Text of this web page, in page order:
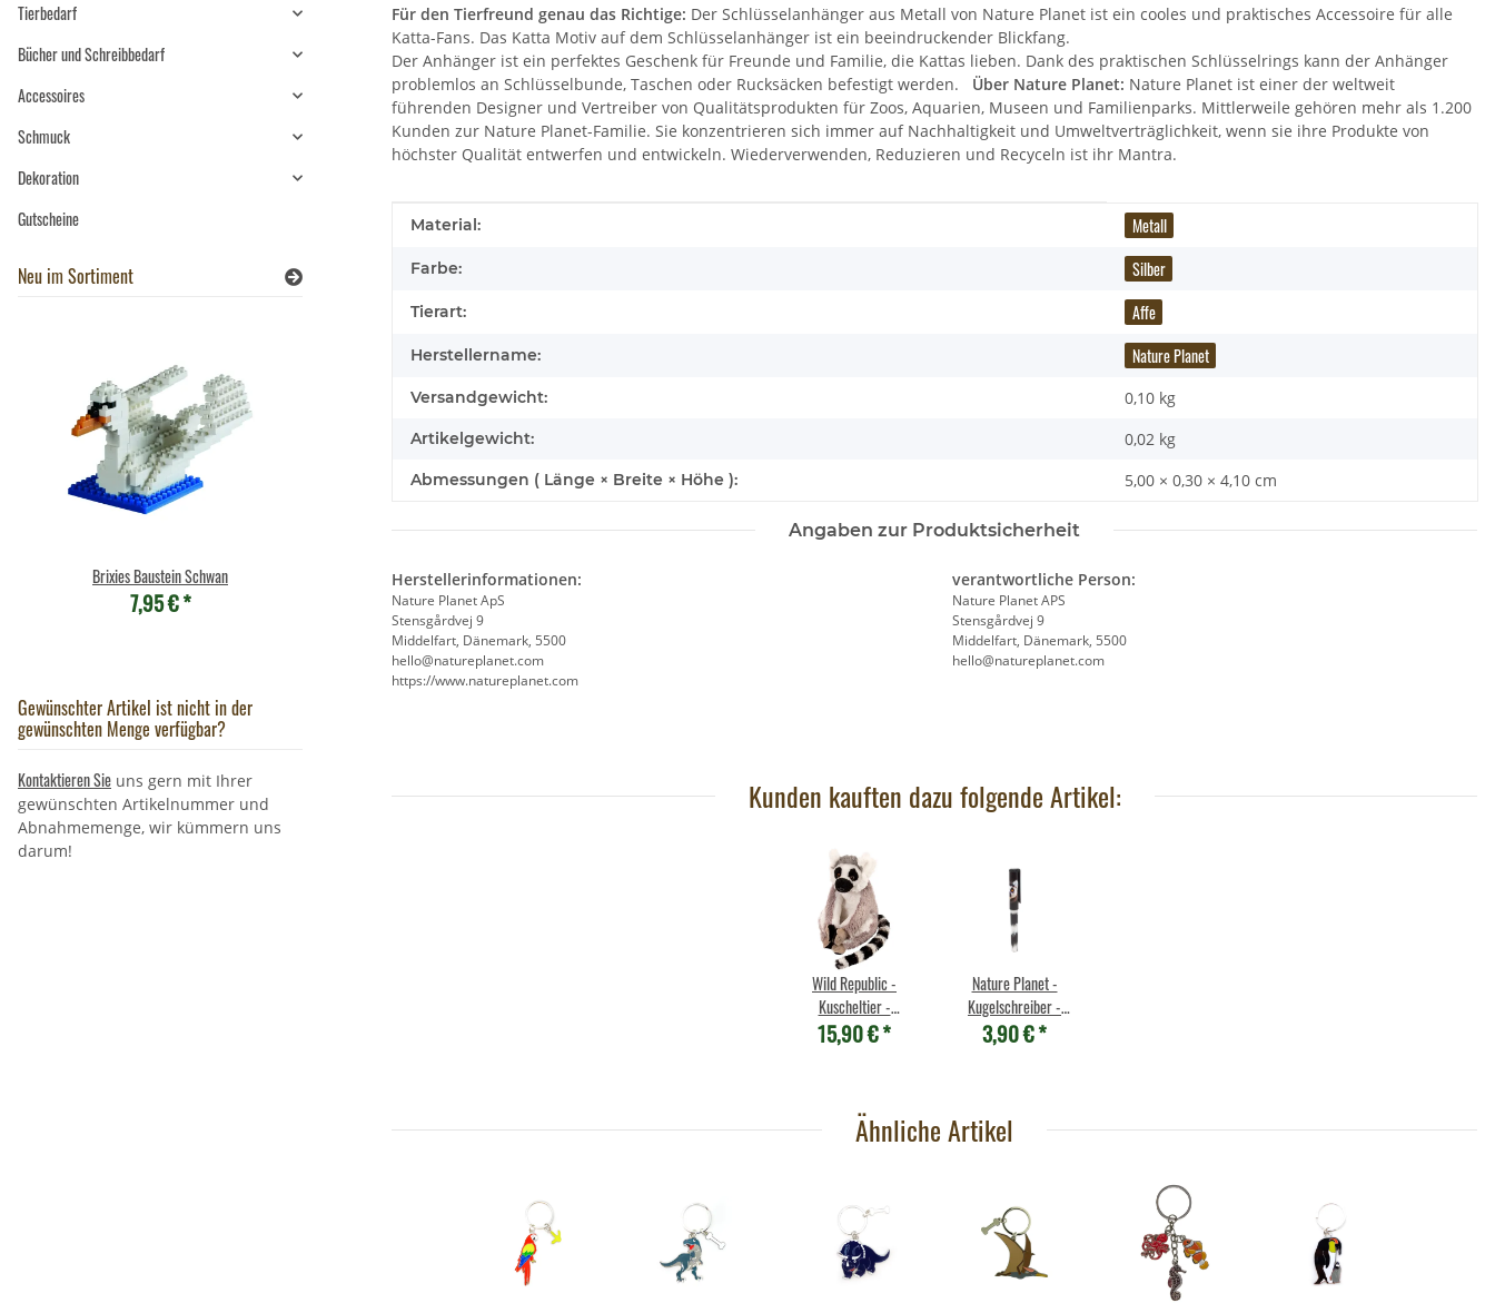
Für den Tierfreund genau das Richtige: Der Schlüsselanhänger aus Metall von Nature Planet ist ein cooles und praktisches Accessoire für alle
Katta-Fans. Das Katta Motiv auf dem Schlüsselanhänger ist ein beeindruckender Blickfang.
Der Anhänger ist ein perfektes Geschenk für Freunde und Familie, die Kattas lieben. Dank des praktischen Schlüsselrings kann der Anhänger
problemlos an Schlüsselbunde, Taschen oder Rucksäcken befestigt werden. Über Nature Planet: Nature Planet ist einer der weltweit
führenden Designer und Vertreiber von Qualitätsprodukten für Zoos, Aquarien, Museen und Familienparks. Mittlerweile gehören mehr als 1.200
Kunden zur Nature Planet-Familie. Sie konzentrieren sich immer auf Nachhaltigkeit und Umweltverträglichkeit, wenn sie ihre Produkte von
höchster Qualität entwerfen und entwickeln. Wiederverwenden, Reduzieren und Recyceln ist ihr Mantra.
Produkteigenschaft
Wert
Material: Metall
Farbe: Silber
Tierart: Affe
Herstellername: Nature Planet
Versandgewicht: 0,10 kg
Artikelgewicht: 0,02 kg
Abmessungen ( Länge × Breite × Höhe ): 5,00 × 0,30 × 4,10 cm
Angaben zur Produktsicherheit
Herstellerinformationen:
Nature Planet ApS
Stensgårdvej 9
Middelfart, Dänemark, 5500
hello@natureplanet.com
https://www.natureplanet.com
verantwortliche Person:
Nature Planet APS
Stensgårdvej 9
Middelfart, Dänemark, 5500
hello@natureplanet.com
Kunden kauften dazu folgende Artikel:
Wild Republic -
Kuscheltier -
Cuddlekins Mini -
15,90 €*
Nature Planet -
Kugelschreiber -
Katta
3,90 €*
Ähnliche Artikel
Tierbedarf
Bücher und Schreibbedarf
Accessoires
Schmuck
Dekoration
Gutscheine
Neu im Sortiment
Brixies Baustein Schwan
7,95 €*
Wild Republic - Kuscheltier - Pocketkins Eco
- Rabe
9,90 €*
Brixies Baustein Schwan
7,95 €*
Gewünschter Artikel ist nicht in der
gewünschten Menge verfügbar?
Kontaktieren Sie uns gern mit Ihrer
gewünschten Artikelnummer und
Abnahmemenge, wir kümmern uns
darum!